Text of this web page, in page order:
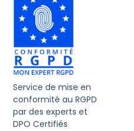
Service de mise en
conformité au RGPD
par des experts et
DPO Certifiés